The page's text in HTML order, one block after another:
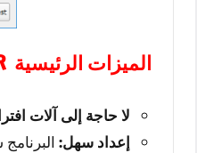
الميزات الرئيسية ASTER:
لا حاجة إلى آلات
إعداد سهل: